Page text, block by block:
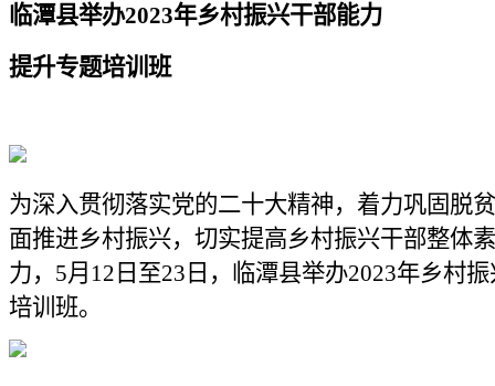
临潭县举办2023年乡村振兴干部能力
提升专题培训班
为深入贯彻落实党的二十大精神，着力巩固脱
面推进乡村振兴，切实提高乡村振兴干部整体
力，5月12日至23日，临潭县举办2023年乡村
培训班。